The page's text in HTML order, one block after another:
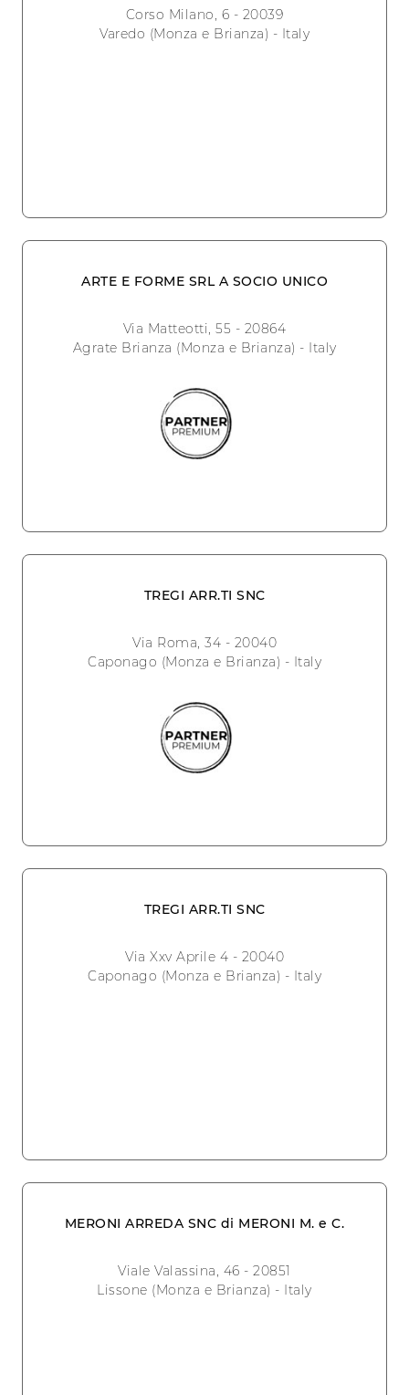
Corso Milano, 6 - 20039
Varedo (Monza e Brianza) - Italy
ARTE E FORME SRL A SOCIO UNICO
Via Matteotti, 55 - 20864
Agrate Brianza (Monza e Brianza) - Italy
TREGI ARR.TI SNC
Via Roma, 34 - 20040
Caponago (Monza e Brianza) - Italy
TREGI ARR.TI SNC
Via Xxv Aprile 4 - 20040
Caponago (Monza e Brianza) - Italy
MERONI ARREDA SNC di MERONI M. e C.
Viale Valassina, 46 - 20851
Lissone (Monza e Brianza) - Italy